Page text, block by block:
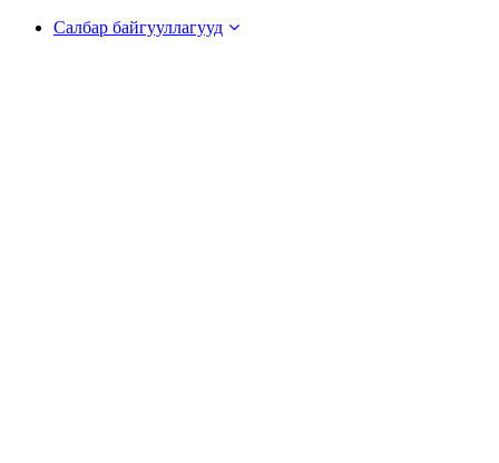
Салбар байгууллагууд